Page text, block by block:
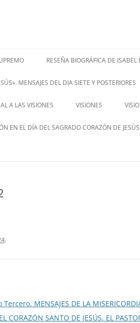
RESEÑA BIOGRÁFICA DE ISABEL
ISABEL’S BIOGRAPHY
MENSAJES DEL DIA SIETE Y POSTERIORES
A LAS VISIONES VISIONES
ENGLISH V
EN EL DÍA DEL SAGRADO CORAZÓN DE JESÚS
.
Tercero. MENSAJES DE LA
CORAZÓN SANTO DE JESÚS. EL